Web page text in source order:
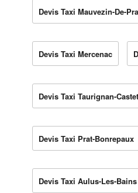
Devis Taxi Mauvezin-De-
Devis Taxi Mercenac
Devis Taxi Taurignan-Castet
Devis Taxi Prat-Bonrepaux
Devis Taxi Aulus-Les-Bains